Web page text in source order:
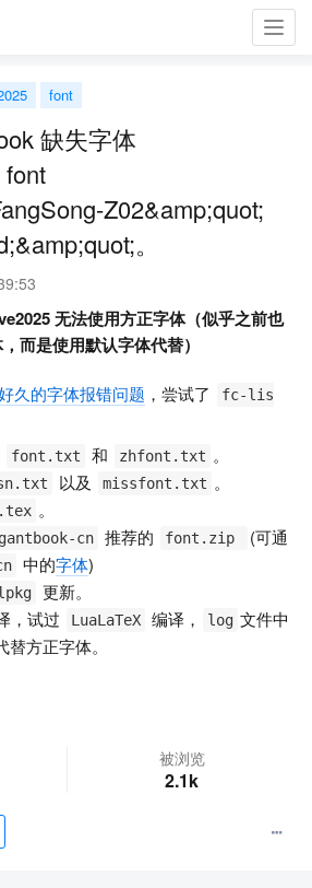
font
缺失字体
font
Z02&amp;quot;
。
无法使用方正字体（似乎之前也
而是使用默认字体代替）
久的字体报错问题 ，尝试了
fc-lis
font.txt 和 zhfont.txt 。
以及 missfont.txt 。
。
cn 推荐的 font.zip
(可通
中的字体)
更新。
，试过 LuaLaTeX 编译， log 文件中
方正字体。
被浏览
2.1k